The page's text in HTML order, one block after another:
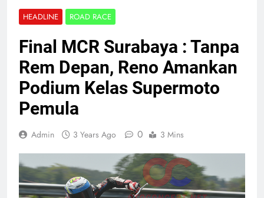
HEADLINE ROAD RACE
Final MCR Surabaya : Tanpa
Rem Depan, Reno Amankan
Podium Kelas Supermoto
Pemula
Admin 3 Years Ago 0 3 Mins